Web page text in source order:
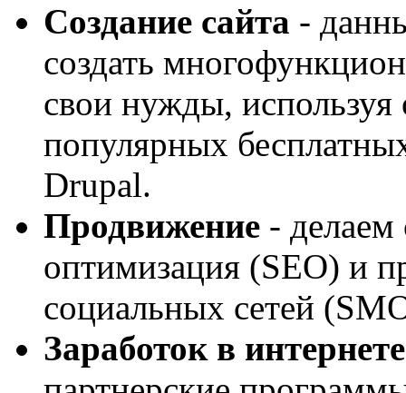
Создание сайта -
создать
свои нужды,
популярных
Drupal.
Продвижение - делаем
оптимизация (SEO) и
социальных сетей
Заработок в интернете